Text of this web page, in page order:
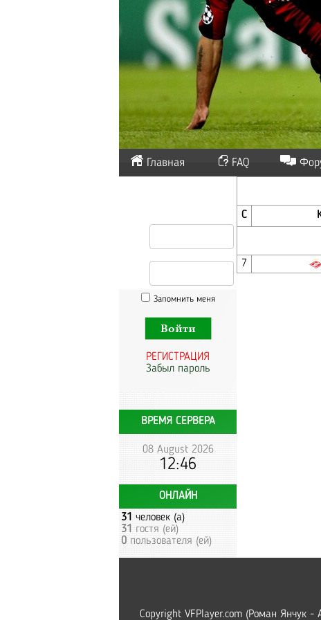
Главная FAQ
Запомнить меня
РЕГИСТРАЦИЯ
Забыл пароль
ВРЕМЯ СЕРВЕРА
08 August 2026
12:46
ОНЛАЙН
31 человек (а)
31 гостя (ей)
0 пользователя (ей)
С
7
Copyright VFPlayer.com (Роман Янчук